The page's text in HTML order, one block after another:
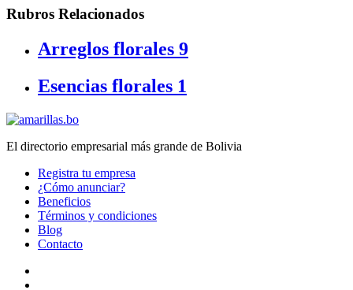
Rubros Relacionados
Arreglos florales 9
Esencias florales 1
El directorio empresarial más grande de Bolivia
Registra tu empresa
¿Cómo anunciar?
Beneficios
Términos y condiciones
Blog
Contacto